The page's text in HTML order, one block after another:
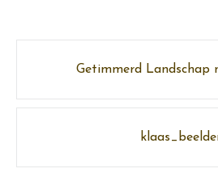
Getimmerd Landschap